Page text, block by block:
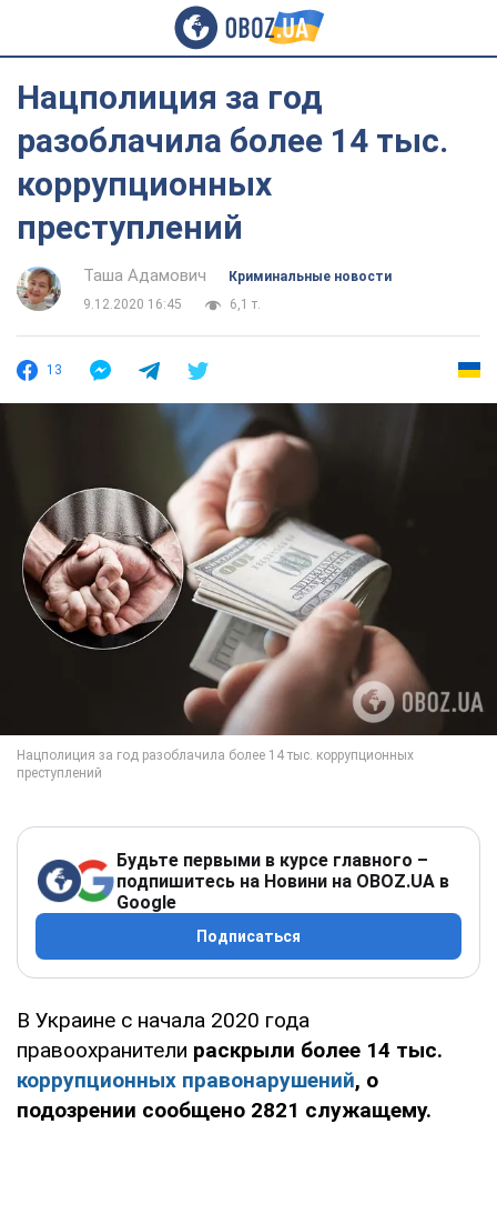
Нацполиция за год
разоблачила более 14 тыс.
коррупционных
преступлений
Таша Адамович
Криминальные новости
9.12.2020 16:45
6,1 т.
13
Будьте первыми в курсе главного –
подпишитесь на Новини на OBOZ.UA в
Google
Подписаться
В Украине с начала 2020 года
правоохранители раскрыли более 14 тыс.
коррупционных правонарушений, о
подозрении сообщено 2821 служащему.